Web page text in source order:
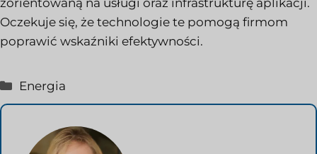
Oczekuje się, że technologie te pomogą firmom
poprawić wskaźniki efektywności.
Kategorie
Energia